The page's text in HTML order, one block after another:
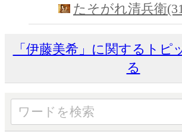
たそがれ清兵衛
「伊藤美希」に関するトピ
る